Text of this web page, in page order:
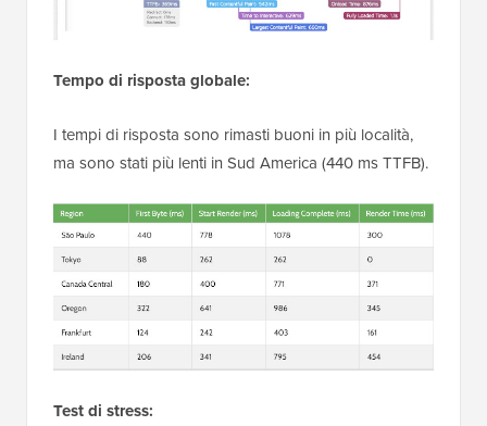
Tempo di risposta globale:
I tempi di risposta sono rimasti buoni in più località,
ma sono stati più lenti in Sud America (440 ms TTFB).
Test di stress: